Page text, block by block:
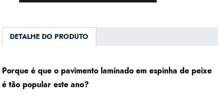
DETALHE DO PRODUTO
Porque é que o pavimento laminado em espinha de peixe
é tão popular este ano?